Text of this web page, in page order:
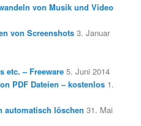
von Musik und Video
von Screenshots 3. Januar
etc. – Freeware 5. Juni 2014
PDF Dateien – kostenlos 1.
automatisch löschen 31. Mai